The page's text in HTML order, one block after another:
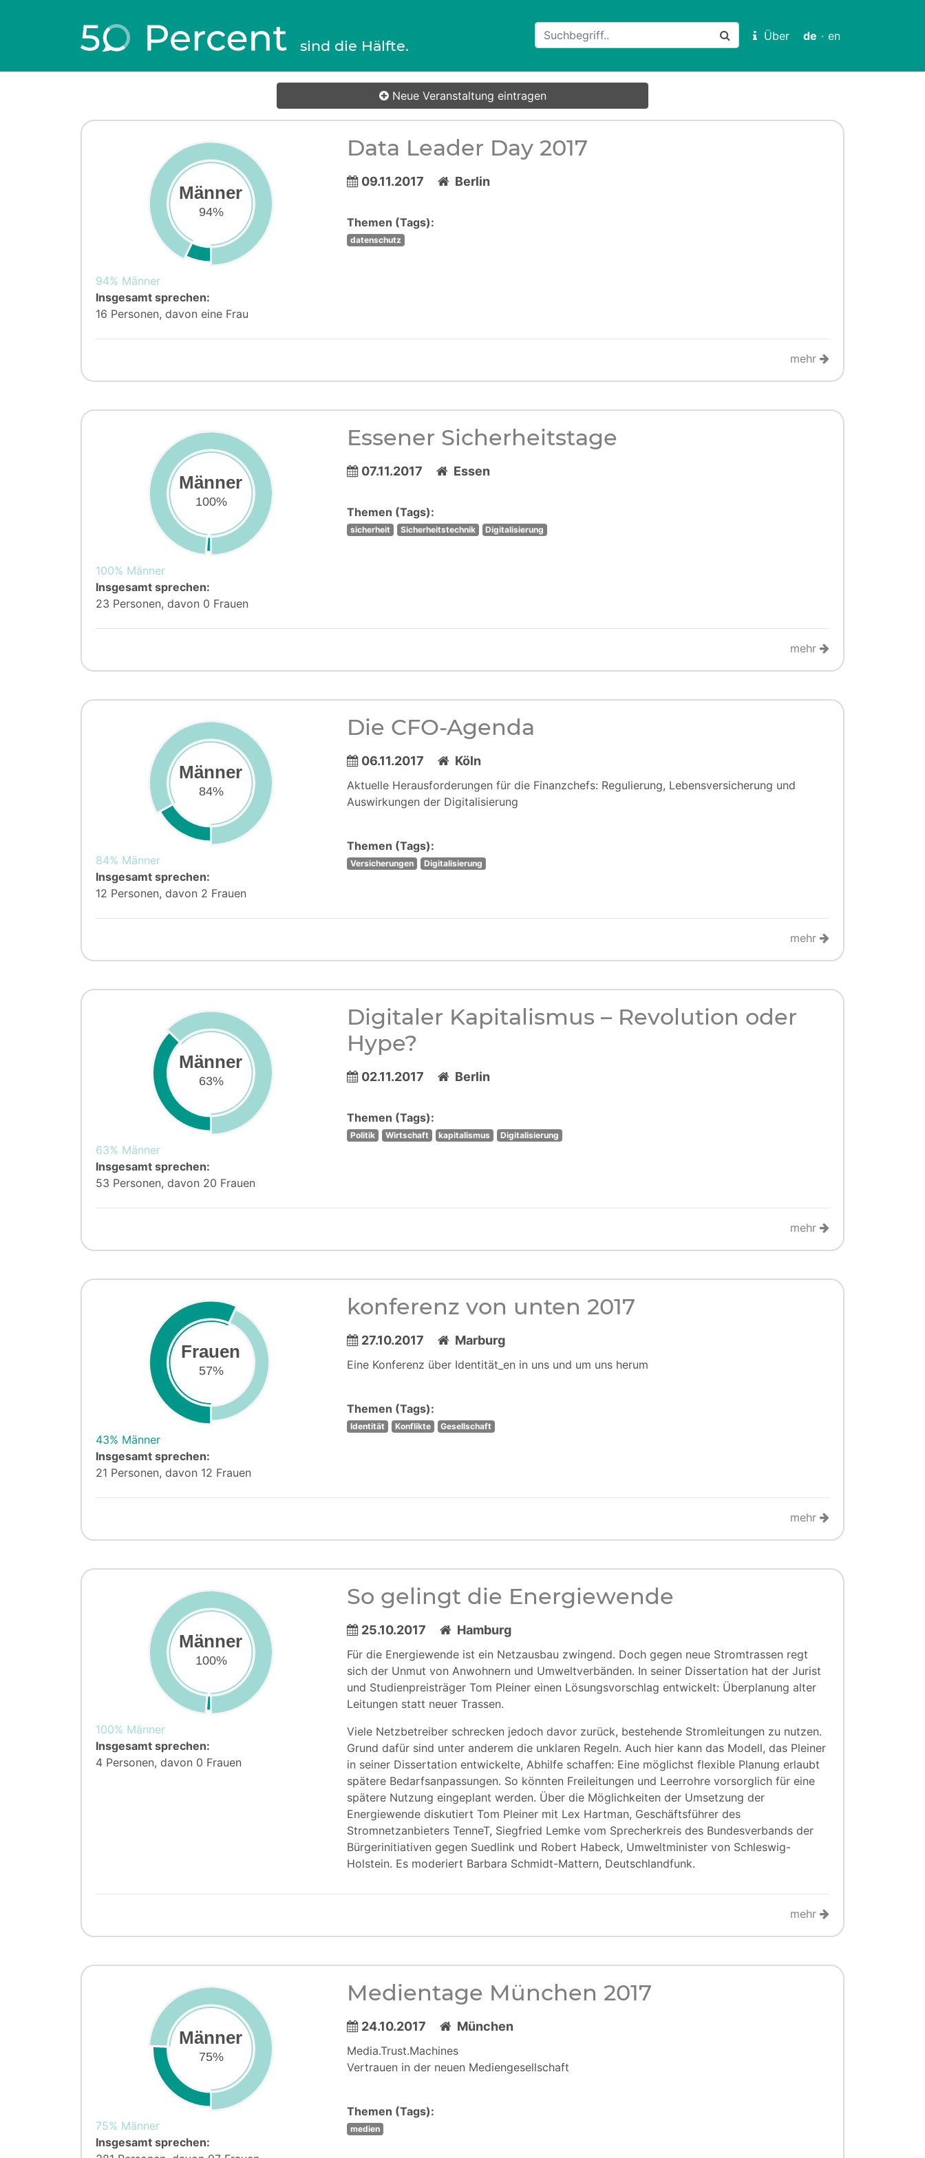
sind die Hälfte.
Über de · en
Neue Veranstaltung eintragen
Männer
94%
94% Männer
Insgesamt sprechen:
16 Personen, davon eine Frau
Data Leader Day 2017
09.11.2017 Berlin
Themen (Tags):
datenschutz
mehr
Männer
100%
100% Männer
Insgesamt sprechen:
23 Personen, davon 0 Frauen
Essener Sicherheitstage
07.11.2017 Essen
Themen (Tags):
sicherheit Sicherheitstechnik Digitalisierung
mehr
Männer
84%
84% Männer
Insgesamt sprechen:
12 Personen, davon 2 Frauen
Die CFO-Agenda
06.11.2017 Köln
Aktuelle Herausforderungen für die Finanzchefs: Regulierung, Lebensversicherung und
Auswirkungen der Digitalisierung
Themen (Tags):
Versicherungen Digitalisierung
mehr
Männer
63%
63% Männer
Insgesamt sprechen:
53 Personen, davon 20 Frauen
Digitaler Kapitalismus – Revolution oder
Hype?
02.11.2017 Berlin
Themen (Tags):
Politik Wirtschaft kapitalismus Digitalisierung
mehr
Frauen
57%
43% Männer
Insgesamt sprechen:
21 Personen, davon 12 Frauen
konferenz von unten 2017
27.10.2017 Marburg
Eine Konferenz über Identität_en in uns und um uns herum
Themen (Tags):
Identität Konflikte Gesellschaft
mehr
Männer
100%
100% Männer
Insgesamt sprechen:
4 Personen, davon 0 Frauen
So gelingt die Energiewende
25.10.2017 Hamburg
Für die Energiewende ist ein Netzausbau zwingend. Doch gegen neue Stromtrassen regt
sich der Unmut von Anwohnern und Umweltverbänden. In seiner Dissertation hat der Jurist
und Studienpreisträger Tom Pleiner einen Lösungsvorschlag entwickelt: Überplanung alter
Leitungen statt neuer Trassen.
Viele Netzbetreiber schrecken jedoch davor zurück, bestehende Stromleitungen zu nutzen.
Grund dafür sind unter anderem die unklaren Regeln. Auch hier kann das Modell, das Pleiner
in seiner Dissertation entwickelte, Abhilfe schaffen: Eine möglichst flexible Planung erlaubt
spätere Bedarfsanpassungen. So könnten Freileitungen und Leerrohre vorsorglich für eine
spätere Nutzung eingeplant werden. Über die Möglichkeiten der Umsetzung der
Energiewende diskutiert Tom Pleiner mit Lex Hartman, Geschäftsführer des
Stromnetzanbieters TenneT, Siegfried Lemke vom Sprecherkreis des Bundesverbands der
Bürgerinitiativen gegen Suedlink und Robert Habeck, Umweltminister von Schleswig-
Holstein. Es moderiert Barbara Schmidt-Mattern, Deutschlandfunk.
mehr
Männer
75%
75% Männer
Insgesamt sprechen:
Medientage München 2017
24.10.2017 München
Media.Trust.Machines
Vertrauen in der neuen Mediengesellschaft
Themen (Tags):
medien